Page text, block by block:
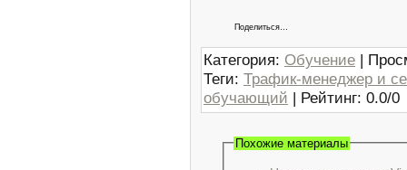
Поделиться…
Категория: Обучение |
Теги: Трафик-менеджер и
обучающий | Рейтинг: 0.0/0
Похожие материалы